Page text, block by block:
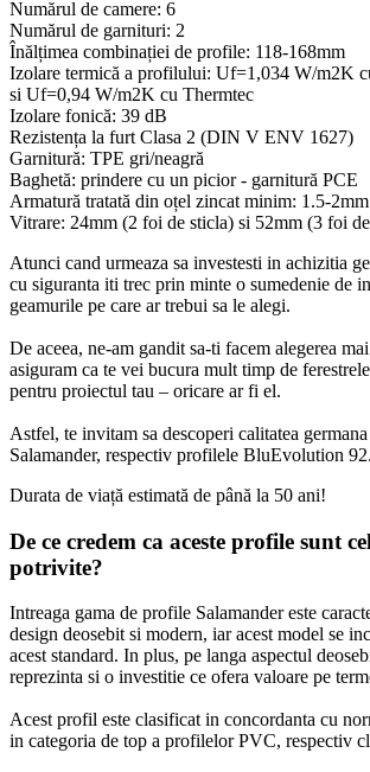
Numărul de camere: 6
Numărul de garnituri: 2
Înălțimea combinației de profile: 118-168mm
Izolare termică a profilului: Uf=1,034 W/m2K
si Uf=0,94 W/m2K cu Thermtec
Izolare fonică: 39 dB
Rezistența la furt Clasa 2 (DIN V ENV 1627)
Garnitură: TPE gri/neagră
Baghetă: prindere cu un picior - garnitură PCE
Armatură tratată din oțel zincat minim: 1.5-2mm
Vitrare: 24mm (2 foi de sticla) si 52mm (3 foi
Atunci cand urmeaza sa investesti in achizitia
cu siguranta iti trec prin minte o sumedenie de
geamurile pe care ar trebui sa le alegi.
De aceea, ne-am gandit sa-ti facem alegerea
asiguram ca te vei bucura mult timp de
pentru proiectul tau – oricare ar fi el.
Astfel, te invitam sa descoperi calitatea
Salamander, respectiv profilele BluEvolution 92.
Durata de viață estimată de până la 50 ani!
De ce credem ca aceste profile sunt
potrivite?
Intreaga gama de profile Salamander este
design deosebit si modern, iar acest model se
acest standard. In plus, pe langa aspectul
reprezinta si o investitie ce ofera valoare pe
Acest profil este clasificat in concordanta cu
in categoria de top a profilelor PVC, respectiv